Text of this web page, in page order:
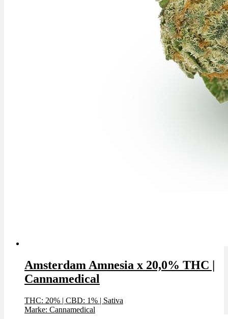
Amsterdam Amnesia x 20,0% THC |
Cannamedical
THC: 20% | CBD: 1% | Sativa
Marke: Cannamedical